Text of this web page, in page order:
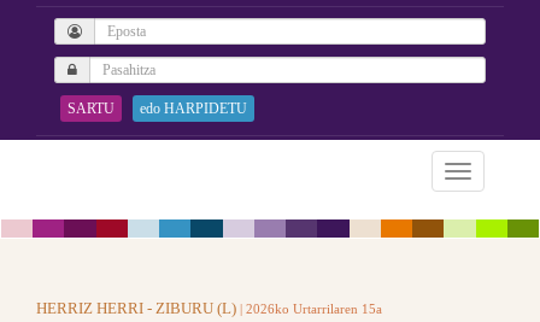
SARTU edo HARPIDETU
HERRIZ HERRI - ZIBURU (L) | 2026ko Urtarrilaren 15a